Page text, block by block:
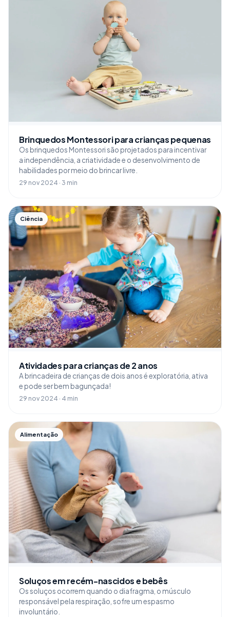
Brinquedos Montessori para crianças pequenas
Os brinquedos Montessori são projetados para incentivar
a independência, a criatividade e o desenvolvimento de
habilidades por meio do brincar livre.
29 nov 2024 · 3 min
Ciência
Atividades para crianças de 2 anos
A brincadeira de crianças de dois anos é exploratória, ativa
e pode ser bem bagunçada!
29 nov 2024 · 4 min
Alimentação
Soluços em recém-nascidos e bebês
Os soluços ocorrem quando o diafragma, o músculo
responsável pela respiração, sofre um espasmo
involuntário.